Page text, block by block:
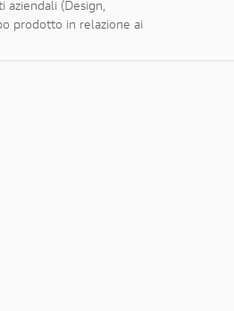
(Design,
prodotto in relazione ai